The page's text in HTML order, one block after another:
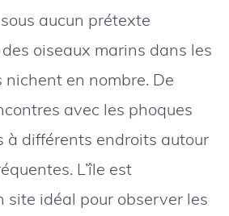
aucun prétexte
oiseaux marins dans les
nichent en nombre. De
avec les phoques
à différents endroits autour
L’île est
site idéal pour observer les